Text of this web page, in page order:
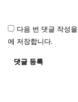
다음 번 댓글 작성
에 저장합니다.
댓글 등록